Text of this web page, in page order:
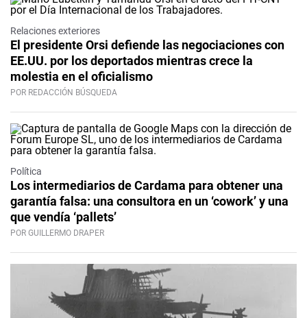
Relaciones exteriores
El presidente Orsi defiende las negociaciones con
EE.UU. por los deportados mientras crece la
molestia en el oficialismo
POR REDACCIÓN BÚSQUEDA
Política
Los intermediarios de Cardama para obtener una
garantía falsa: una consultora en un ‘cowork’ y una
que vendía ‘pallets’
POR GUILLERMO DRAPER